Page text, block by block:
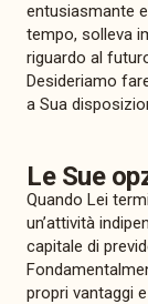
entusiasmante
tempo, solleva
riguardo al
Desideriamo
a Sua
Le Sue
Quando Lei
un’attività
capitale di
propri vantaggi